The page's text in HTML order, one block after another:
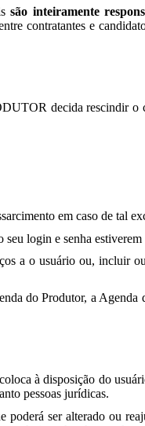
são inteiramente
contratantes e
decida
em caso de tal
login e senha estiverem
a o usuário ou, incluir
do Produtor, a
à disposição do
pessoas jurídicas.
ser alterado ou